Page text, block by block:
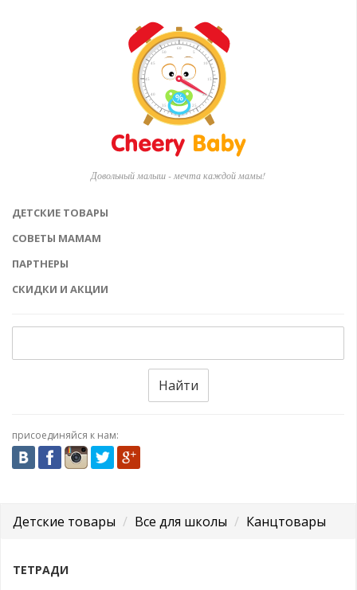
Довольный малыш - мечта каждой мамы!
ДЕТСКИЕ ТОВАРЫ
СОВЕТЫ МАМАМ
ПАРТНЕРЫ
СКИДКИ И АКЦИИ
Найти
присоединяйся к нам:
Детские товары Все для школы Канцтовары
ТЕТРАДИ